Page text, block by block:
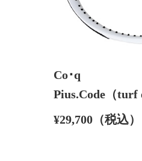
Co･q
Pius.Code（turf
¥29,700（税込）